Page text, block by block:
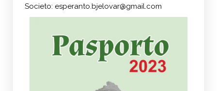
Societo: esperanto.bjelovar@gmail.com